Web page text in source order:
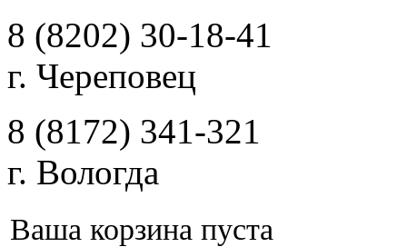
8 (8202) 30-18-41
г. Череповец
8 (8172) 341-321
г. Вологда
Ваша корзина пуста